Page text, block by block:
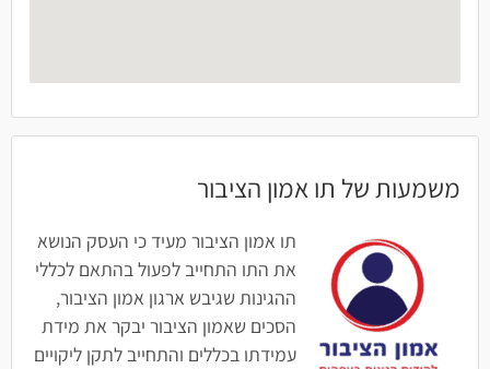
משמעות של תו אמון הציבור
תו אמון הציבור מעיד כי העסק הנושא
את התו התחייב לפעול בהתאם לכללי
ההגינות שגיבש ארגון אמון הציבור,
הסכים שאמון הציבור יבקר את מידת
עמידתו בכללים והתחייב לתקן ליקויים